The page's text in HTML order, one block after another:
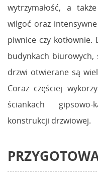
wytrzymałość, a
wilgoć oraz
piwnice czy
budynkach biurowych,
drzwi otwierane są
Coraz częściej
ściankach
konstrukcji drzwiowej.